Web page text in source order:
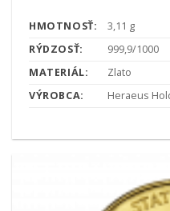
HMOTNOSŤ:
3,11 g
RÝDZOSŤ:
999,9/1000
MATERIÁL:
Zlato
VÝROBCA:
Heraeus